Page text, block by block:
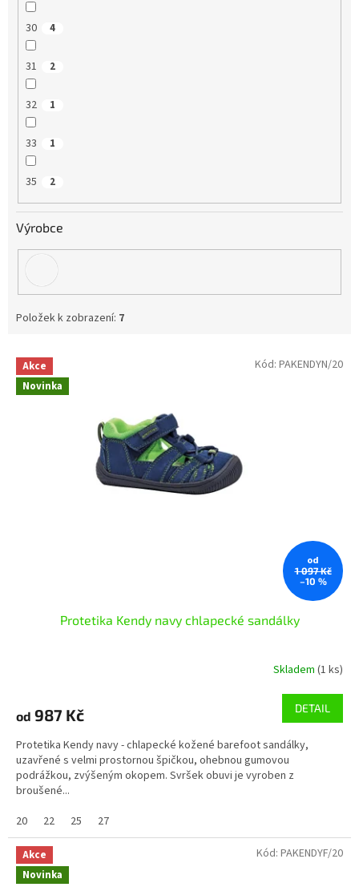
30 4
31 2
32 1
33 1
35 2
Výrobce
Položek k zobrazení: 7
V
p
Akce
Novinka
od
1 097 Kč
–10 %
Protetika Kendy navy chlapecké sandálky
Skladem (1 ks)
od 987 Kč DETAIL
Protetika Kendy navy - chlapecké kožené barefoot sandálky,
uzavřené s velmi prostornou špičkou, ohebnou gumovou
podrážkou, zvýšeným okopem. Svršek obuvi je vyroben z
broušené...
20
22 25 27
Kód: PAKENDYN/20
Akce
Novinka
Kód: PAKENDYF/20